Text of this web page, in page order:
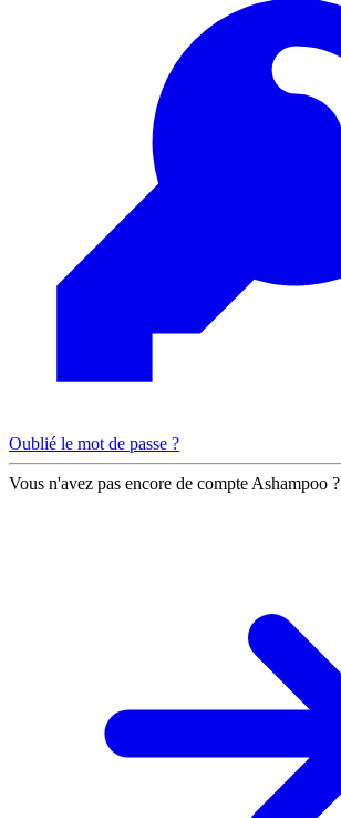
Oublié le mot de passe ?
Vous n'avez pas encore de compte Ashampoo ?